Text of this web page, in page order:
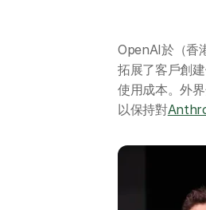
OpenAI於（香
拓展了客戶創
使用成本。外
以保持對